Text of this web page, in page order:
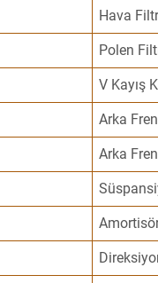
Hava
Polen
V Kayış
Arka
Arka